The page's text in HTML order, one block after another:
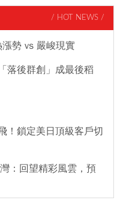
/ HOT NEWS /
勢 vs 嚴峻現實
落後群創」成最後稻
！鎖定美日頂級客戶切
：回望精彩風雲，預